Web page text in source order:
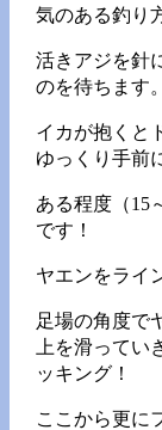
気のある釣り
活きアジを針
のを待ちます。
イカが抱くと
ゆっくり手前
ある程度（15
です！
ヤエンをライ
足場の角度で
上を滑って
ッキング！
ここから更に